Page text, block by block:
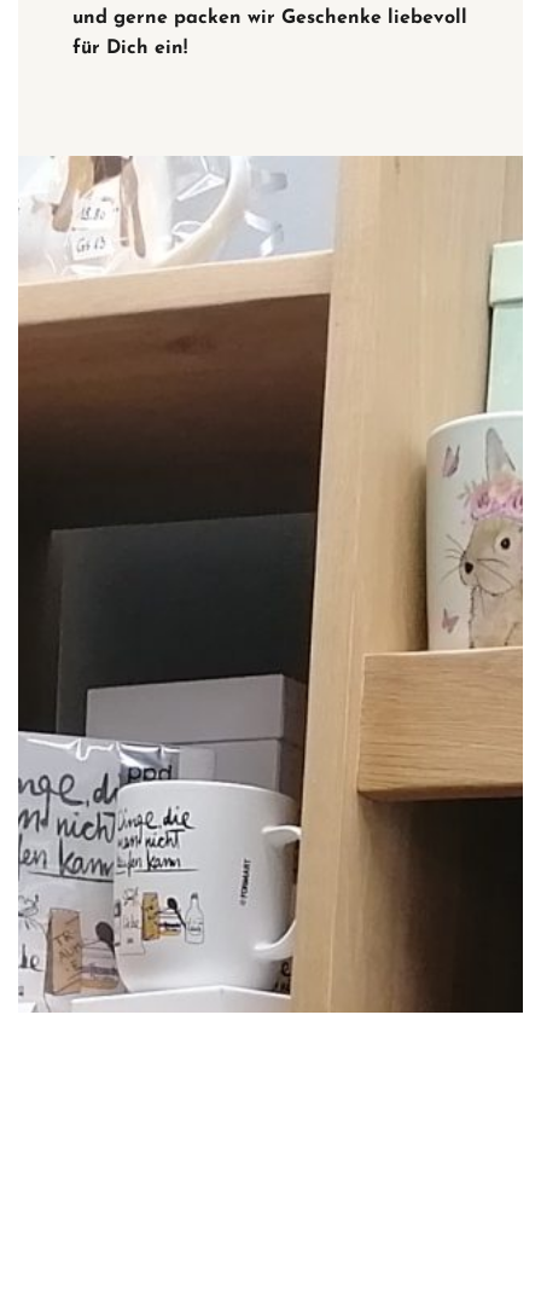
und gerne packen wir Geschenke liebevoll
für Dich ein!